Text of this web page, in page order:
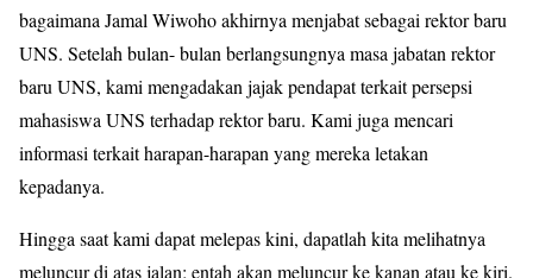
bagaimana Jamal Wiwoho akhirnya menjabat sebagai rektor baru
UNS. Setelah bulan- bulan berlangsungnya masa jabatan rektor
baru UNS, kami mengadakan jajak pendapat terkait persepsi
mahasiswa UNS terhadap rektor baru. Kami juga mencari
informasi terkait harapan-harapan yang mereka letakan
kepadanya.
Hingga saat kami dapat melepas kini, dapatlah kita melihatnya
meluncur di atas jalan; entah akan meluncur ke kanan atau ke kiri.